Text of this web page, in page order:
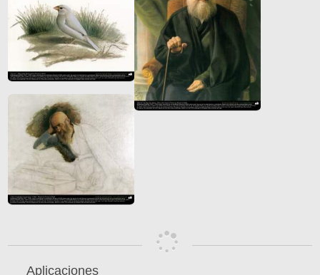
Aplicaciones